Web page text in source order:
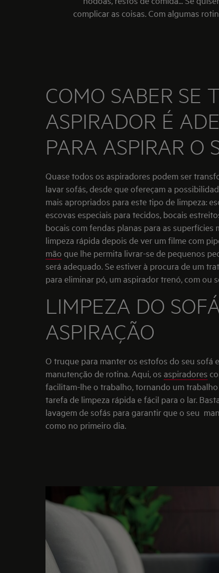
complicar as coisas. Com algumas
COMO SABER SE
ASPIRADOR É
PARA ASPIRAR O
Quase todos os aspiradores podem ser
lavar sofás, desde que ofereçam a
mais apropriados para este tipo de limpeza:
escovas especiais para tecidos, bocais
bocais com fendas planas para as superfícies
limpeza rápida depois de ver um filme com
mão que lhe permita livrar-se de pequenos
será adequado. Se estiver à procura de um
para eliminar pó, um aspirador trenó, com ou
LIMPEZA DO
ASPIRAÇÃO
O truque para manter os estofos do seu sofá
manutenção de rotina. Aqui, os aspiradores
facilitam-lhe o trabalho, tornando um
tarefa de limpeza rápida e fácil para o lar.
lavagem de sofás para garantir que o seu
como no primeiro dia.